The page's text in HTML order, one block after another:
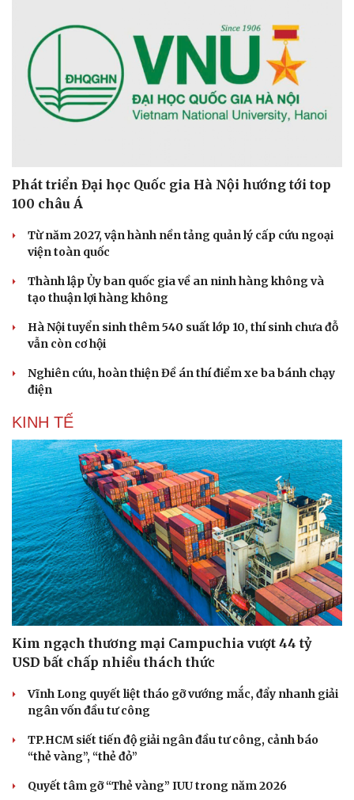
Văn hóa
Văn học
Thời trang
Phát triển Đại học Quốc gia Hà Nội hướng tới top
100 châu Á
Từ năm 2027, vận hành nền tảng quản lý cấp cứu ngoại
viện toàn quốc
Thành lập Ủy ban quốc gia về an ninh hàng không và
tạo thuận lợi hàng không
Hà Nội tuyển sinh thêm 540 suất lớp 10, thí sinh chưa đỗ
vẫn còn cơ hội
Nghiên cứu, hoàn thiện Đề án thí điểm xe ba bánh chạy
điện
KINH TẾ
Kim ngạch thương mại Campuchia vượt 44 tỷ
USD bất chấp nhiều thách thức
Vĩnh Long quyết liệt tháo gỡ vướng mắc, đẩy nhanh giải
ngân vốn đầu tư công
TP.HCM siết tiến độ giải ngân đầu tư công, cảnh báo
“thẻ vàng”, “thẻ đỏ”
Quyết tâm gỡ “Thẻ vàng” IUU trong năm 2026